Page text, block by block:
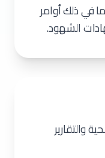
في ذلك أوامر
الشهود.
والتقارير